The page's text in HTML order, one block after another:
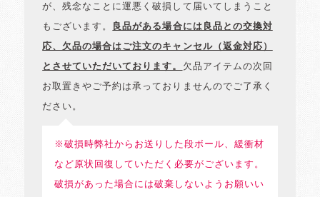
が、残念なことに運悪く破損して届いてしまうこと
もございます。 良品がある場合には良品との交換対
応、欠品の場合はご注文のキャンセル（返金対応）
とさせていただいております。 欠品アイテムの次回
お取置きやご予約は承っておりませんのでご了承く
ださい。
※破損時弊社からお送りした段ボール、緩衝材
など原状回復していただく必要がございます。
破損があった場合には破棄しないようお願いい